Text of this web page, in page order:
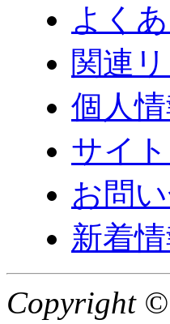
よく
関連
個人
サイ
お問
新着
Copyright